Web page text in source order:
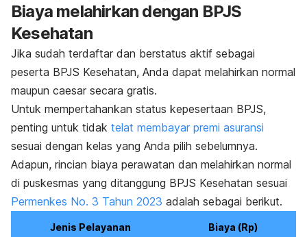
Biaya melahirkan dengan BPJS
Kesehatan
Jika sudah terdaftar dan berstatus aktif sebagai
peserta BPJS Kesehatan, Anda dapat melahirkan normal
maupun caesar secara gratis.
Untuk mempertahankan status kepesertaan BPJS,
penting untuk tidak telat membayar premi asuransi
sesuai dengan kelas yang Anda pilih sebelumnya.
Adapun, rincian biaya perawatan dan melahirkan normal
di puskesmas yang ditanggung BPJS Kesehatan sesuai
Permenkes No. 3 Tahun 2023 adalah sebagai berikut.
Jenis Pelayanan Biaya (Rp)